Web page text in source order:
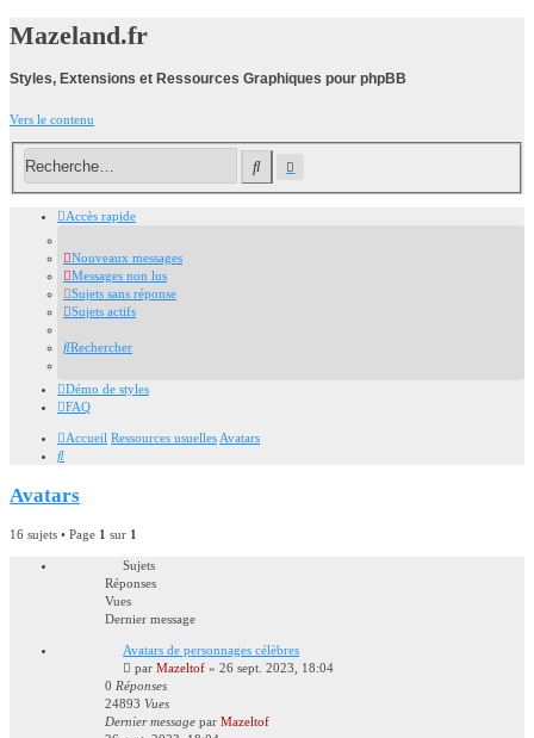
Mazeland.fr
Styles, Extensions et Ressources Graphiques pour phpBB
Vers le contenu
Rechercher
avancée
Accès rapide
Nouveaux messages
Messages non lus
Sujets sans réponse
Sujets actifs
Rechercher
Démo de styles
FAQ
Accueil Ressources usuelles Avatars
Rechercher
Avatars
16 sujets • Page 1 sur 1
Sujets
Réponses
Vues
Dernier message
Avatars de personnages célèbres
par Mazeltof » 26 sept. 2023, 18:04
0 Réponses
24893 Vues
Dernier message par Mazeltof